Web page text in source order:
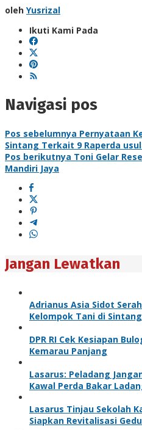
oleh Yusrizal
Ikuti Kami Pada
Navigasi pos
Pos sebelumnya Pernyataan
Sintang Terkait 9 Raperda
Pos berikutnya Toni Gelar
Mandiri Jaya
Jangan Lewatkan
Adrianus Asia Sidot
Kelompok Tani di Sintang
DPR RI Cek Kesiapan
Kemarau Panjang
Lasarus: Peladang
Kawal Perda Bakar
Lasarus Tinjau Sekolah
Siapkan Revitalisasi